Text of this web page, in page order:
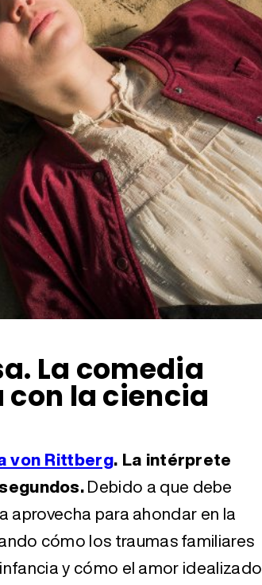
La comedia
la ciencia
von Rittberg. La intérprete
Debido a que debe
aprovecha para ahondar en la
cómo los traumas familiares
y cómo el amor idealizado